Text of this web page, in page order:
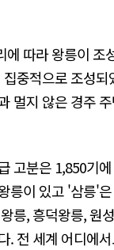
에 따라 왕릉이 조
중적으로 조성
멀지 않은 경주
고분은 1,850기
릉이 있고 '삼릉'
릉, 흥덕왕릉, 원
. 전 세계 어디에